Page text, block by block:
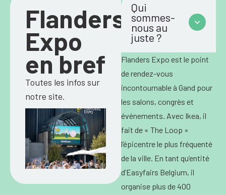
Flanders
Expo
en bref
Toutes les infos sur
notre site.
Qui
sommes-
nous au
juste ?
Flanders Expo est le point
de rendez-vous
incontournable à Gand pour
les salons, congrès et
événements. Avec Ikea, il
fait de « The Loop »
l’épicentre le plus fréquenté
de la ville. En tant qu’entité
d’Easyfairs Belgium, il
organise plus de 400